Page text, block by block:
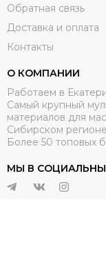
Обратная связь
Доставка и оплата
Контакты
О КОМПАНИИ
Работаем в
Самый крупный
материалов для
Сибирском
Более 50 топовых
МЫ В